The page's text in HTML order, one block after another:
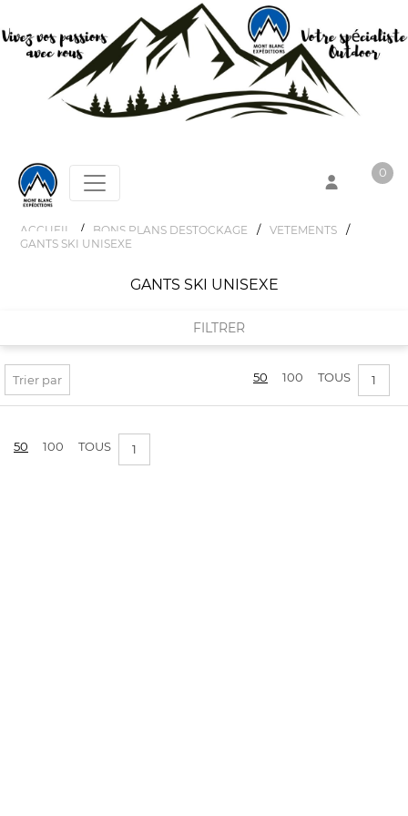
0
ACCUEIL / BONS PLANS DESTOCKAGE / VETEMENTS /
GANTS SKI UNISEXE
GANTS SKI UNISEXE
FILTRER
FILTRER PAR
Trier par 50 100 TOUS 1
50 100 TOUS 1